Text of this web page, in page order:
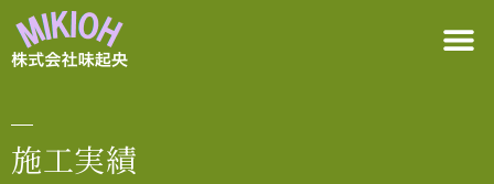
施工実績